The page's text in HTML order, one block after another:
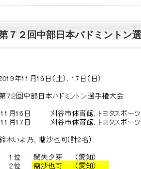
７２回中部日本バドミントン